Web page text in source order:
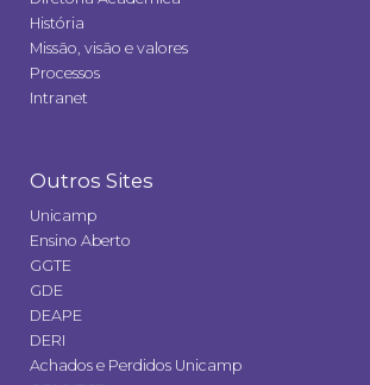
História
Missão, visão e valores
Processos
Intranet
Outros Sites
Unicamp
Ensino Aberto
GGTE
GDE
DEAPE
DERI
Achados e Perdidos Unicamp